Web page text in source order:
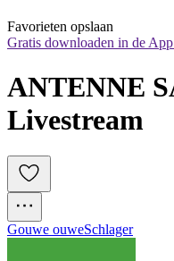
Favorieten opslaan
Gratis downloaden in de
ANTENNE
Livestream
Gouwe ouweSchlager